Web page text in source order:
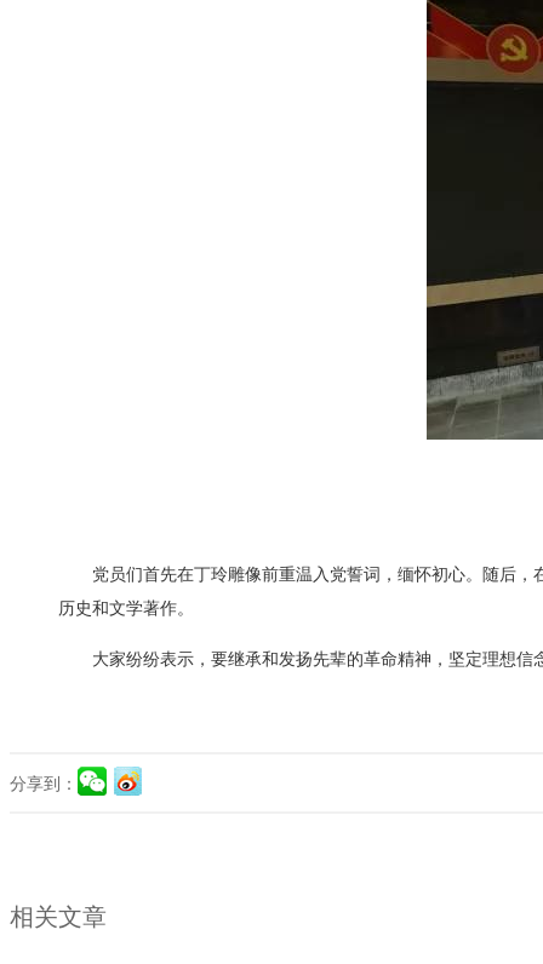
党员们首先在丁玲雕像前重温入党誓词，缅怀初心。随后
历史和文学著作。
大家纷纷表示，要继承和发扬先辈的革命精神，坚定理想
分享到：
相关文章